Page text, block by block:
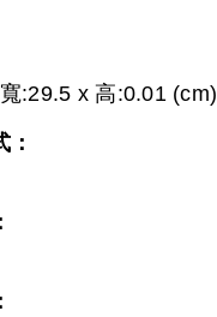
:29.5 x 高:0.01 (cm)